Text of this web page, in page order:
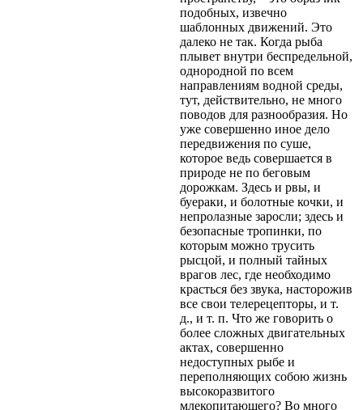
подобных, извечно
шаблонных движений. Это
далеко не так. Когда рыба
плывет внутри беспредельной,
однородной по всем
направлениям водной среды,
тут, действительно, не много
поводов для разнообразия. Но
уже совершенно иное дело
передвижения по суше,
которое ведь совершается в
природе не по беговым
дорожкам. Здесь и рвы, и
буераки, и болотные кочки, и
непролазные заросли; здесь и
безопасные тропинки, по
которым можно трусить
рысцой, и полный тайных
врагов лес, где необходимо
красться без звука, насторожив
все свои телерецепторы, и т.
д., и т. п. Что же говорить о
более сложных двигательных
актах, совершенно
недоступных рыбе и
переполняющих собою жизнь
высокоразвитого
млекопитающего? Во много